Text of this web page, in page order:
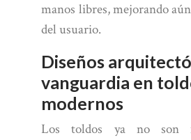
manos libres, mejorando
del usuario.
Diseños
vanguardia en
modernos
Los toldos ya no son